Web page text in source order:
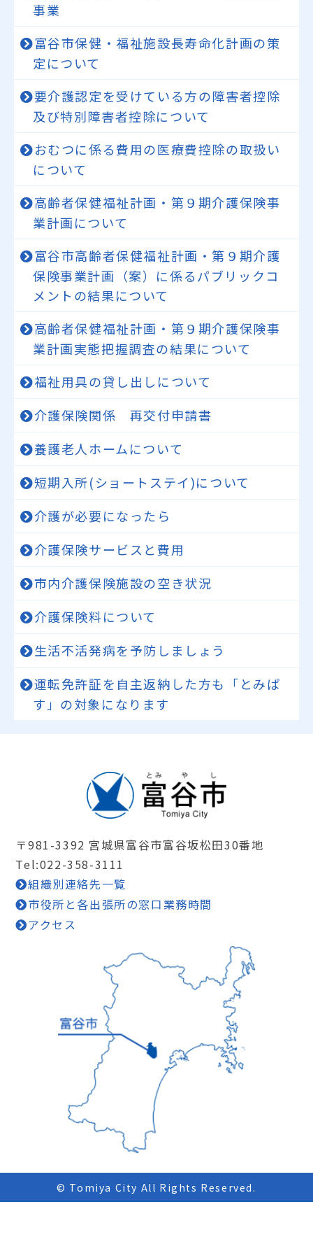
事業
富谷市保健・福祉施設長寿命化計画の策
定について
要介護認定を受けている方の障害者控除
及び特別障害者控除について
おむつに係る費用の医療費控除の取扱い
について
高齢者保健福祉計画・第９期介護保険事
業計画について
富谷市高齢者保健福祉計画・第９期介護
保険事業計画（案）に係るパブリックコ
メントの結果について
高齢者保健福祉計画・第９期介護保険事
業計画実態把握調査の結果について
福祉用具の貸し出しについて
介護保険関係 再交付申請書
養護老人ホームについて
短期入所(ショートステイ)について
介護が必要になったら
介護保険サービスと費用
市内介護保険施設の空き状況
介護保険料について
生活不活発病を予防しましょう
運転免許証を自主返納した方も「とみぱ
す」の対象になります
〒981-3392 宮城県富谷市富谷坂松田30番地
Tel:022-358-3111
組織別連絡先一覧
市役所と各出張所の窓口業務時間
アクセス
© Tomiya City All Rights Reserved.